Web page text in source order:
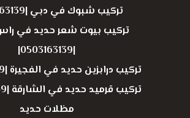
تركيب شبوك في دبي |0503163139|
تركيب بيوت شعر حديد في
|0503163139|
تركيب درابزين حديد في الفجيرة |0503163139
مظلات حديد